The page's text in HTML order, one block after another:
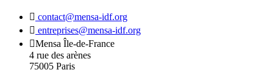
contact@mensa-idf.org
entreprises@mensa-idf.org
Mensa Île-de-France
4 rue des arènes
75005 Paris